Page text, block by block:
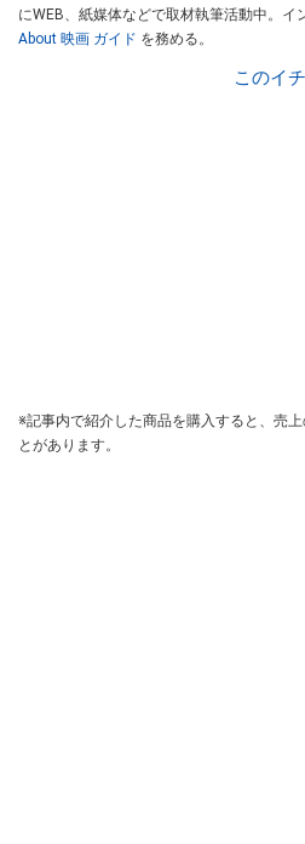
にWEB、紙媒体などで取材執筆活動中。イ
About 映画 ガイド を務める。
このイ
※記事内で紹介した商品を購入すると、売
とがあります。